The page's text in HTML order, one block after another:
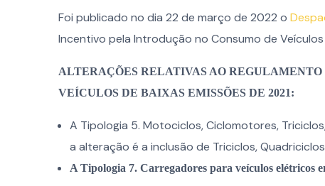
Foi publicado no dia 22 de março de 2022 o
Incentivo pela Introdução no Consumo de
ALTERAÇÕES RELATIVAS AO
VEÍCULOS DE BAIXAS EMISSÕES DE 2021:
A Tipologia 5. Motociclos, Ciclomotores,
a alteração é a inclusão de Triciclos,
A Tipologia 7. Carregadores para veículos elétricos